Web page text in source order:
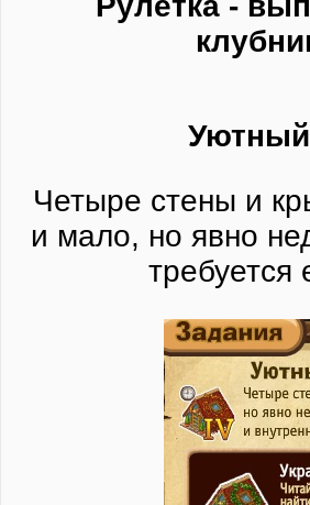
Уютный
Четыре стены и
и мало, но явно
требуется